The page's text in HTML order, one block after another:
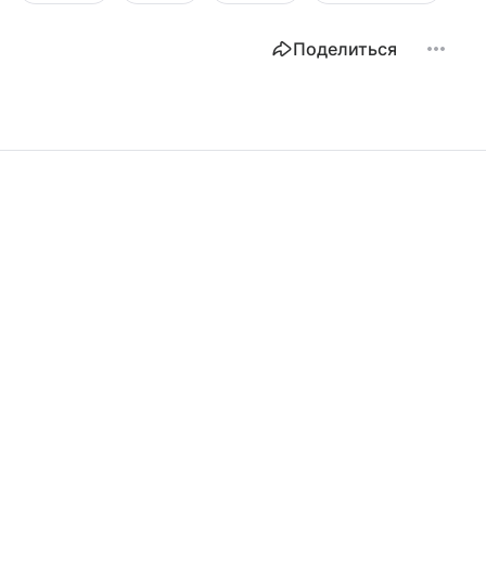
Поделиться